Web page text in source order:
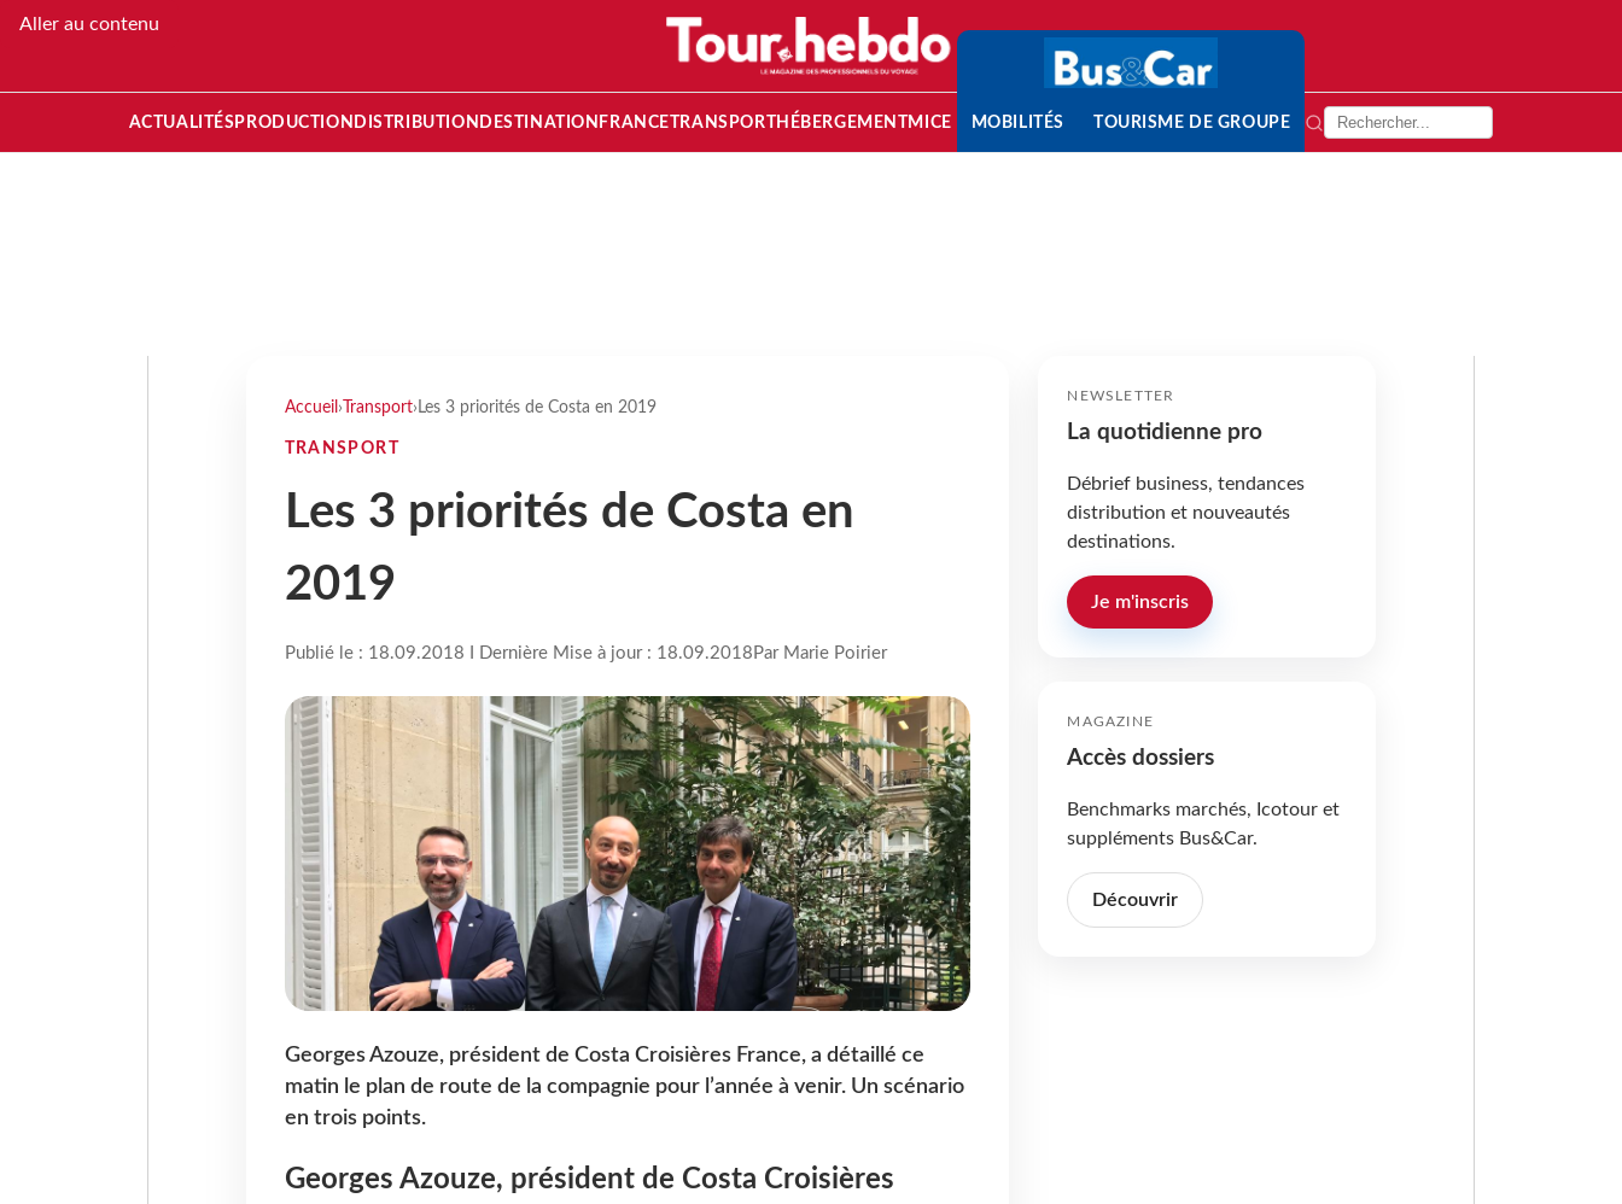
Aller au contenu
ACTUALITÉS PRODUCTION DISTRIBUTION DESTINATION FRANCETRANSPORT HÉBERGEMENTMICE MOBILITÉS TOURISME DE GROUPE
Accueil › Transport› Les 3 priorités de Costa en 2019
TRANSPORT
Les 3 priorités de Costa en
2019
Publié le : 18.09.2018 I Dernière Mise à jour : 18.09.2018 Par Marie Poirier
Georges Azouze, président de Costa Croisières France, a détaillé ce
matin le plan de route de la compagnie pour l’année à venir. Un scénario
en trois points.
Georges Azouze, président de Costa Croisières
NEWSLETTER
La quotidienne pro
Débrief business, tendances
distribution et nouveautés
destinations.
Je m'inscris
MAGAZINE
Accès dossiers
Benchmarks marchés, Icotour et
suppléments Bus&Car.
Découvrir